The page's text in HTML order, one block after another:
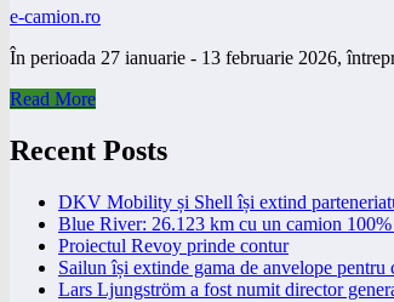
e-camion.ro
În perioada 27 ianuarie - 13 februarie 2026,
Read More
Recent Posts
DKV Mobility și Shell își extind
Blue River: 26.123 km cu un camion
Proiectul Revoy prinde contur
Sailun își extinde gama de anvelope pentru
Lars Ljungström a fost numit director